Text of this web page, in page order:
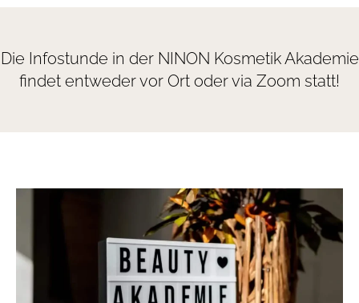
Die Infostunde in der NINON Kosmetik Akademie
findet entweder vor Ort oder via Zoom statt!